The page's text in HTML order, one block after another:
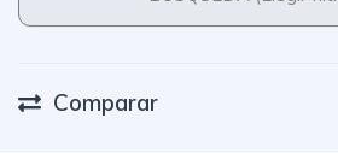
Comparar